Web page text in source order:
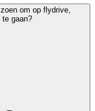
om op flydrive,
te gaan?